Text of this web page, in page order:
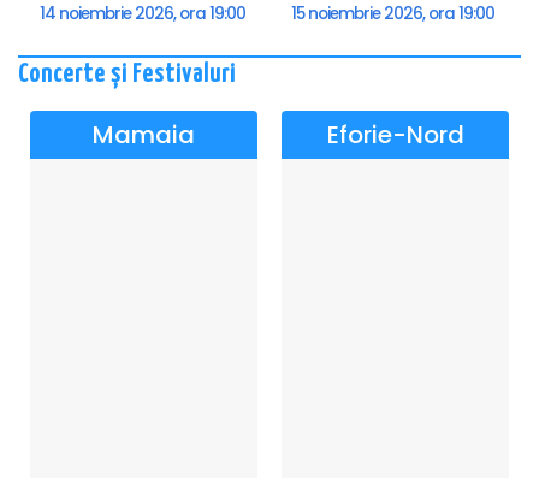
14 noiembrie 2026, ora 19:00 15 noiembrie 2026, ora 19:00
Concerte și Festivaluri
Mamaia Eforie-Nord